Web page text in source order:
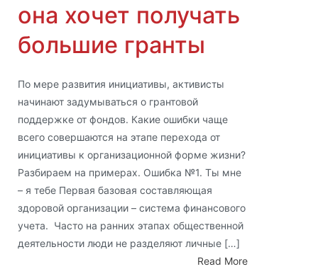
она хочет получать
большие гранты
По мере развития инициативы, активисты
начинают задумываться о грантовой
поддержке от фондов. Какие ошибки чаще
всего совершаются на этапе перехода от
инициативы к организационной форме жизни?
Разбираем на примерах. Ошибка №1. Ты мне
– я тебе Первая базовая составляющая
здоровой организации – система финансового
учета. Часто на ранних этапах общественной
деятельности люди не разделяют личные […]
Read More